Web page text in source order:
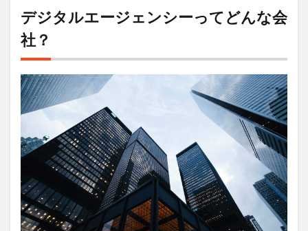
大手
デジ
タル
エー
ンシ
ー
10
3.1
電通
デジ
3.2
D2C
デジタルエージェンシーってどんな会
社？